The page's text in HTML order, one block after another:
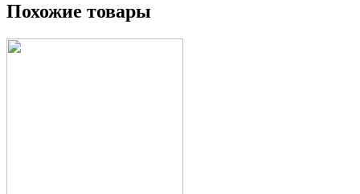
Похожие товары